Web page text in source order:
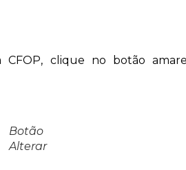
CFOP, clique no botão
Botão
Alterar